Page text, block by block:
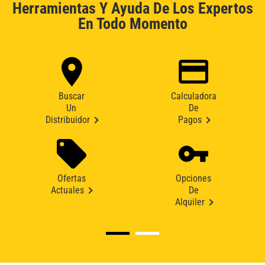
Herramientas Y Ayuda De Los Expertos
En Todo Momento
Buscar
Un
Distribuidor
Calculadora
De
Pagos
Ofertas
Actuales
Opciones
De
Alquiler